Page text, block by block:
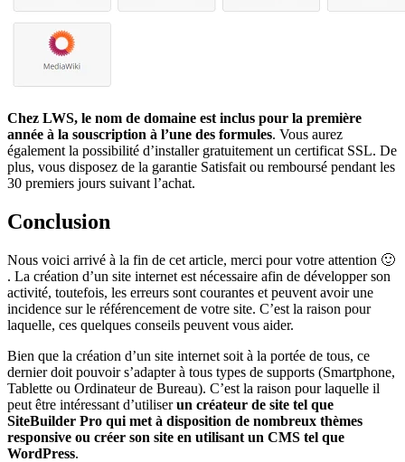
Chez LWS, le nom de domaine est inclus pour la première
année à la souscription à l’une des formules. Vous aurez
également la possibilité d’installer gratuitement un certificat SSL. De
plus, vous disposez de la garantie Satisfait ou remboursé pendant les
30 premiers jours suivant l’achat.
Conclusion
Nous voici arrivé à la fin de cet article, merci pour votre attention 🙂
. La création d’un site internet est nécessaire afin de développer son
activité, toutefois, les erreurs sont courantes et peuvent avoir une
incidence sur le référencement de votre site. C’est la raison pour
laquelle, ces quelques conseils peuvent vous aider.
Bien que la création d’un site internet soit à la portée de tous, ce
dernier doit pouvoir s’adapter à tous types de supports (Smartphone,
Tablette ou Ordinateur de Bureau). C’est la raison pour laquelle il
peut être intéressant d’utiliserun créateur de site tel que
SiteBuilder Pro qui met à disposition de nombreux thèmes
responsive ou créer son site en utilisant un CMS tel que
WordPress.